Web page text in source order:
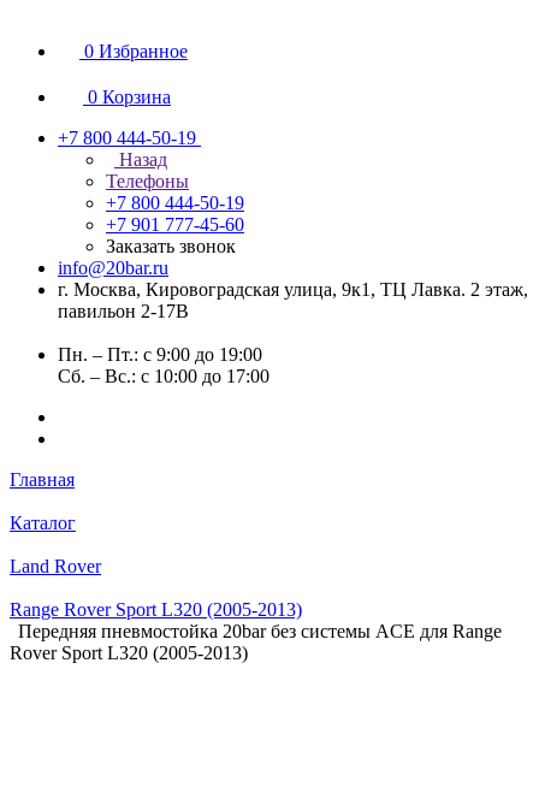
0 Избранное
0 Корзина
+7 800 444-50-19
Назад
Телефоны
+7 800 444-50-19
+7 901 777-45-60
Заказать звонок
info@20bar.ru
г. Москва, Кировоградская улица, 9к1, ТЦ Лавка. 2 этаж,
павильон 2-17В
Пн. – Пт.: с 9:00 до 19:00
Сб. – Вс.: с 10:00 до 17:00
Главная
Каталог
Land Rover
Range Rover Sport L320 (2005-2013)
Передняя пневмостойка 20bar без системы ACE для Range
Rover Sport L320 (2005-2013)